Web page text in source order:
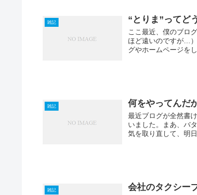
雑記 “とりま”ってど
ここ最近、僕のブロ
ほど遠いのですが…
グやホームページを
雑記 何をやってんだ
最近ブログが全然書
いました。まあ、バ
気を取り直して、明
雑記 会社のタクシー